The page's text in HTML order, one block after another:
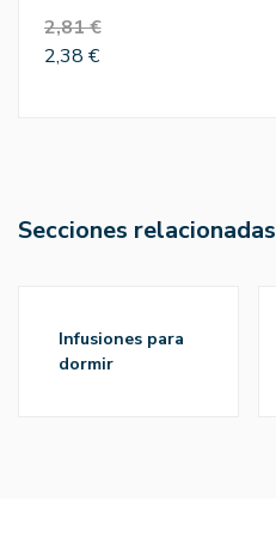
2,81 €
2,38 €
Secciones relacionadas
infusiones para
dormir